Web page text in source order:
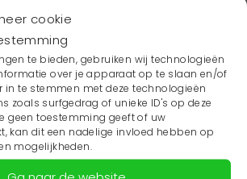
cookie
te bieden, gebruiken wij technologieën
over je apparaat op te slaan en/of
in te stemmen met deze technologieën
zoals surfgedrag of unieke ID's op deze
geen toestemming geeft of uw
kan dit een nadelige invloed hebben op
mogelijkheden.
missen?